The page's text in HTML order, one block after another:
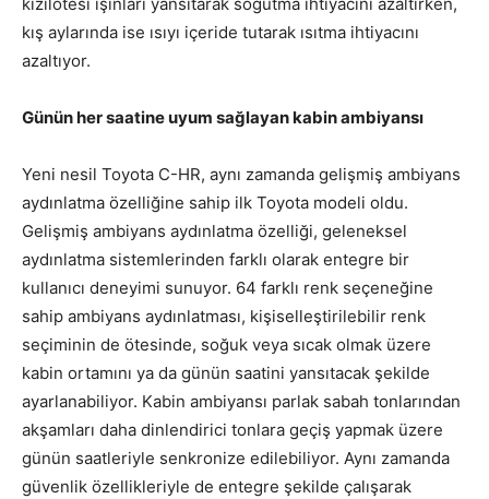
kış aylarında ise ısıyı içeride tutarak ısıtma ihtiyacını
azaltıyor.
Günün her saatine uyum sağlayan kabin ambiyansı
Yeni nesil Toyota C-HR, aynı zamanda gelişmiş ambiyans
aydınlatma özelliğine sahip ilk Toyota modeli oldu.
Gelişmiş ambiyans aydınlatma özelliği, geleneksel
aydınlatma sistemlerinden farklı olarak entegre bir
kullanıcı deneyimi sunuyor. 64 farklı renk seçeneğine
sahip ambiyans aydınlatması, kişiselleştirilebilir renk
seçiminin de ötesinde, soğuk veya sıcak olmak üzere
kabin ortamını ya da günün saatini yansıtacak şekilde
ayarlanabiliyor. Kabin ambiyansı parlak sabah tonlarından
akşamları daha dinlendirici tonlara geçiş yapmak üzere
günün saatleriyle senkronize edilebiliyor. Aynı zamanda
güvenlik özellikleriyle de entegre şekilde çalışarak